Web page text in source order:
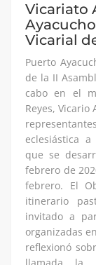
Vicariato
Vicarial
Puerto
de la II
cabo en el
Reyes, Vicario
eclesiástica
que se
febrero de
febrero. El
itinerario
invitado a
organizadas
reflexionó